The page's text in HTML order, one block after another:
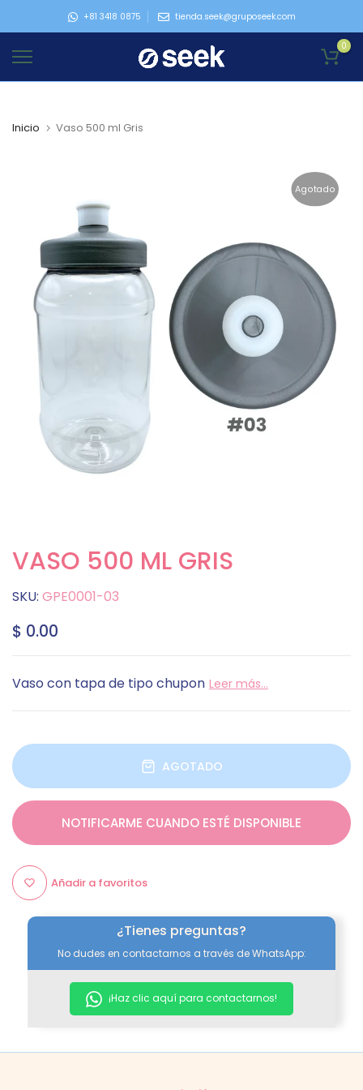
contenido
+81 3418 0875 tienda.seek@gruposeek.com
0
Inicio Vaso 500 ml Gris
Agotado
VASO 500 ML GRIS
SKU: GPE0001-03
$ 0.00
Vaso con tapa de tipo chupon Leer más...
AGOTADO
NOTIFICARME CUANDO ESTÉ DISPONIBLE
Añadir a favoritos
¿Tienes preguntas?
No dudes en contactarnos a través de WhatsApp:
¡Haz clic aquí para contactarnos!